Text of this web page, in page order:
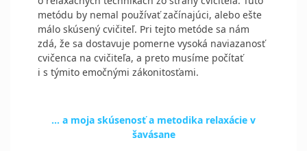
metódu by nemal používať začínajúci, alebo ešte
málo skúsený cvičiteľ. Pri tejto metóde sa nám
zdá, že sa dostavuje pomerne vysoká naviazanosť
cvičenca na cvičiteľa, a preto musíme počítať
i s týmito emočnými zákonitosťami.
... a moja skúsenosť a metodika relaxácie v
šavásane